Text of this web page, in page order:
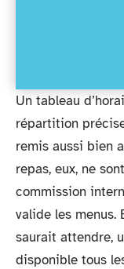
Un tableau
répartition
remis aussi bien
repas, eux, ne
commission
valide les
saurait attendre,
disponible tous